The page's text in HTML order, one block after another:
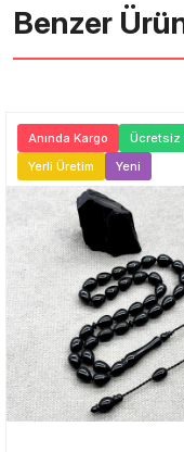
Benzer
Anında Kargo
Ücretsiz
Yerli Üretim
Yeni